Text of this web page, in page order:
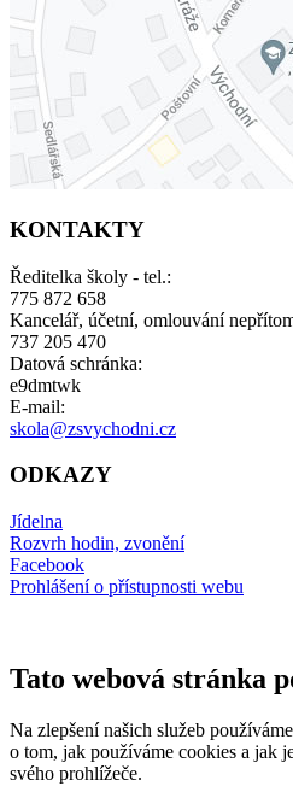
KONTAKTY
Ředitelka školy - tel.:
775 872 658
Kancelář, účetní, omlouvání
737 205 470
Datová schránka:
e9dmtwk
E-mail:
skola@zsvychodni.cz
ODKAZY
Jídelna
Rozvrh hodin, zvonění
Facebook
Prohlášení o přístupnosti webu
Tato webová stránka
Na zlepšení našich služeb
o tom, jak používáme cookies a jak
svého prohlížeče.